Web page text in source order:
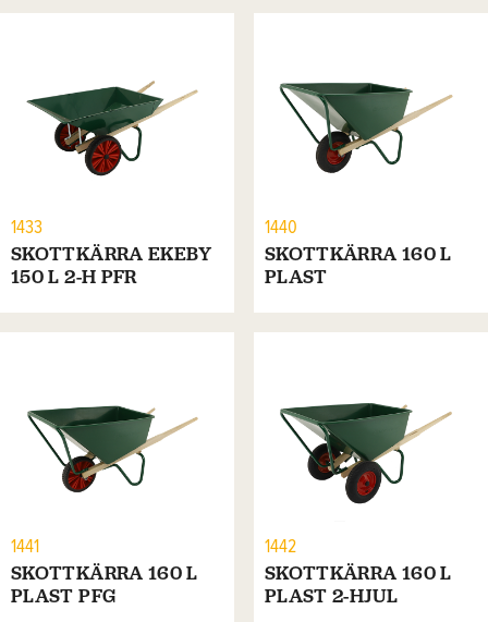
1433
SKOTTKÄRRA EKEBY
150 L 2-H PFR
1440
SKOTTKÄRRA 160 L
PLAST
1441
SKOTTKÄRRA 160 L
PLAST PFG
1442
SKOTTKÄRRA 160 L
PLAST 2-HJUL